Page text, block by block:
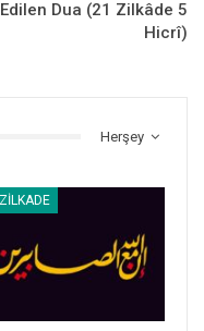
Beytullah’ı tavaf
o Kâbe’yi tavaf
Edilen Dua (21 Zilkâde 5
Hicrî)
Herşey